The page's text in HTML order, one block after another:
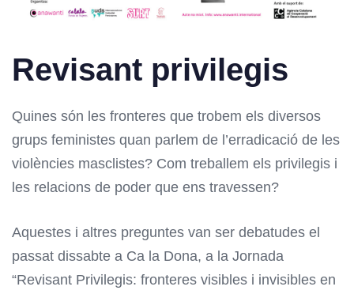
Revisant privilegis
Quines són les fronteres que trobem els diversos
grups feministes quan parlem de l’erradicació de les
violències masclistes? Com treballem els privilegis i
les relacions de poder que ens travessen?
Aquestes i altres preguntes van ser debatudes el
passat dissabte a Ca la Dona, a la Jornada
“Revisant Privilegis: fronteres visibles i invisibles en